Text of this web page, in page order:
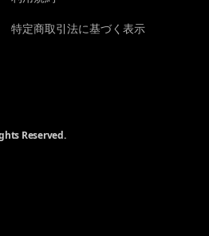
特定商取引法に基づく表示
Reserved.